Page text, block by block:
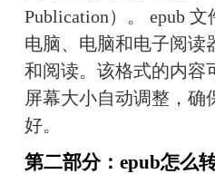
Publication）。 epub
电脑、电脑和电子阅读
和阅读。该格式的内容
屏幕大小自动调整，确
好。
第二部分：epub怎么